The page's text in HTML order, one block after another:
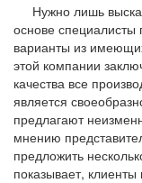
Нужно лишь
основе
варианты из
этой компании
качества все
является
предлагают
мнению
предложить
показывает,